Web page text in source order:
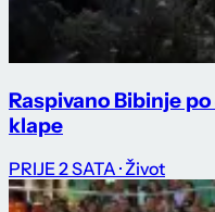
Raspivano Bibinje
klape
PRIJE 2 SATA · Život